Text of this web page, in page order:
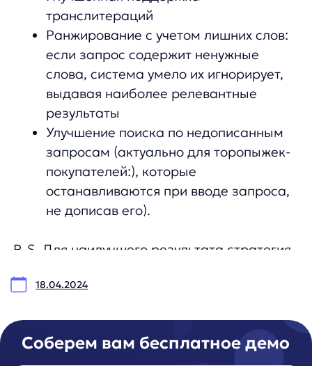
Соберем вам бесплатное демо
согласие на обработки моих персональных данных
рассылки с новостями AI от Any
Отправить
Продукты
anyRecs
anyReviews
Материалы
по интеграции
об IT-деятельности
any-hello@tbank.ru